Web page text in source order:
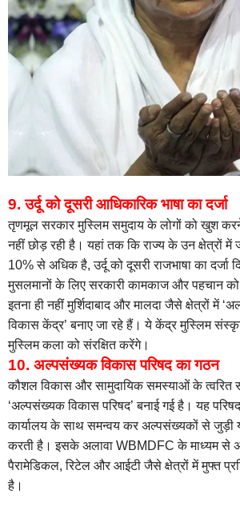
9. उर्दू को दूसरी आधिकारिक भाषा का दर्जा
तृणमूल सरकार मुस्लिम समुदाय के लोगों को खुश
नहीं छोड़ रही है। यहां तक कि राज्य के उन क्षेत्रों में
10% से अधिक है, उर्दू को दूसरी राजभाषा का दर्जा
मुसलमानों के लिए सरकारी कामकाज और पहचान
इतना ही नहीं मुर्शिदाबाद और मालदा जैसे क्षेत्रों में
विकास केंद्र’ बनाए जा रहे हैं। ये केंद्र मुस्लिम
मुस्लिम कला को संरक्षित करेंगे।
10. अल्पसंख्यक विकास परिषद का गठन
कौशल विकास और सामुदायिक समस्याओं के त्वरित
‘अल्पसंख्यक विकास परिषद’ बनाई गई है। यह
कार्यालय के साथ समन्वय कर अल्पसंख्यकों से जुड़ी
करती है। इसके अलावा WBMDFC के माध्यम से
पैरामेडिकल, रिटेल और आईटी जैसे क्षेत्रों में मुफ्त
है।